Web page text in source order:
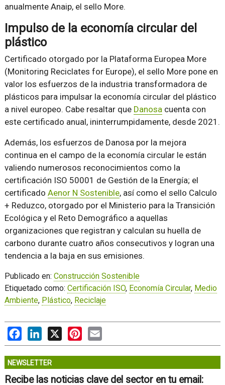
anualmente Anaip, el sello More.
Impulso de la economía circular del
plástico
Certificado otorgado por la Plataforma Europea More
(Monitoring Reciclates for Europe), el sello More pone en
valor los esfuerzos de la industria transformadora de
plásticos para impulsar la economía circular del plástico
a nivel europeo. Cabe resaltar que Danosacuenta con
este certificado anual, ininterrumpidamente, desde 2021.
Además, los esfuerzos de Danosa por la mejora
continua en el campo de la economía circular le están
valiendo numerosos reconocimientos como la
certificación ISO 50001 de Gestión de la Energía; el
certificado Aenor N Sostenible, así como el sello Calculo
+ Reduzco, otorgado por el Ministerio para la Transición
Ecológica y el Reto Demográfico a aquellas
organizaciones que registran y calculan su huella de
carbono durante cuatro años consecutivos y logran una
tendencia a la baja en sus emisiones.
Publicado en: Construcción Sostenible
Etiquetado como: Certificación ISO, Economía Circular, Medio
Ambiente, Plástico, Reciclaje
FacebookLinkedIn
X PinterestEmail
NEWSLETTER
Recibe las noticias clave del sector en tu email: